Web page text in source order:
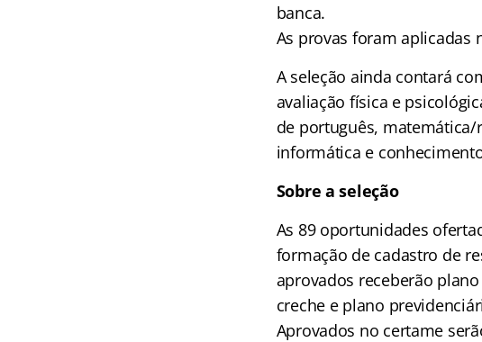
banca.
As provas foram aplicadas
A seleção ainda contará
avaliação física e
de português,
informática e
Sobre a seleção
As 89 oportunidades
formação de cadastro de
aprovados receberão
creche e plano
Aprovados no certame